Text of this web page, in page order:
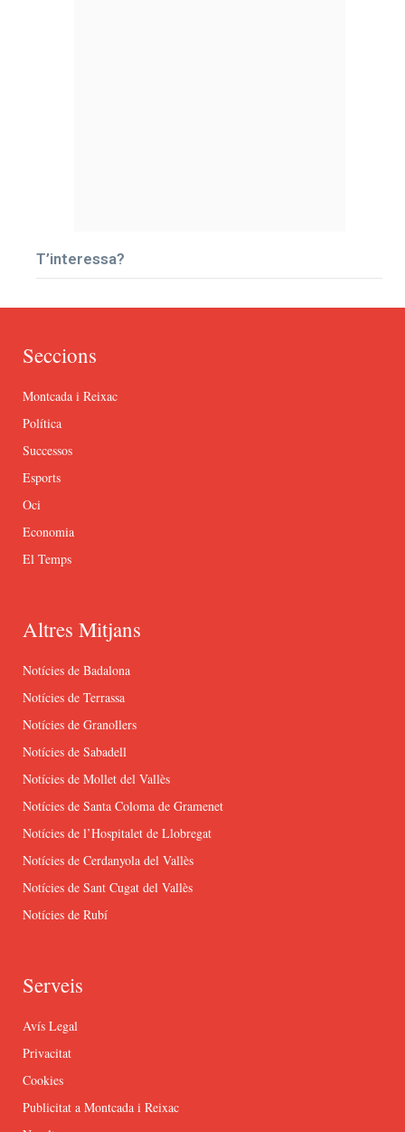
T’interessa?
Seccions
Montcada i Reixac
Política
Successos
Esports
Oci
Economia
El Temps
Altres Mitjans
Notícies de Badalona
Notícies de Terrassa
Notícies de Granollers
Notícies de Sabadell
Notícies de Mollet del Vallès
Notícies de Santa Coloma de Gramenet
Notícies de l’Hospitalet de Llobregat
Notícies de Cerdanyola del Vallès
Notícies de Sant Cugat del Vallès
Notícies de Rubí
Serveis
Avís Legal
Privacitat
Cookies
Publicitat a Montcada i Reixac